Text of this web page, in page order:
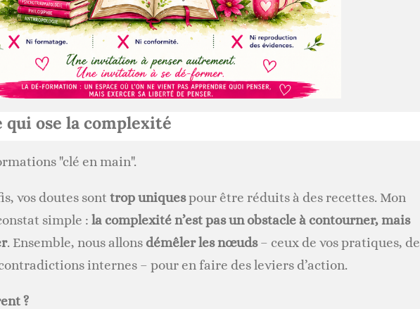
qui ose la complexité
"clé en main".
vos doutes sont trop uniquespour être réduits à des recettes. Mon
simple : la complexité n’est pas un obstacle à contourner, mais
. Ensemble, nous allons démêler les nœuds– ceux de vos pratiques, de
internes – pour en faire des leviers d’action.
?